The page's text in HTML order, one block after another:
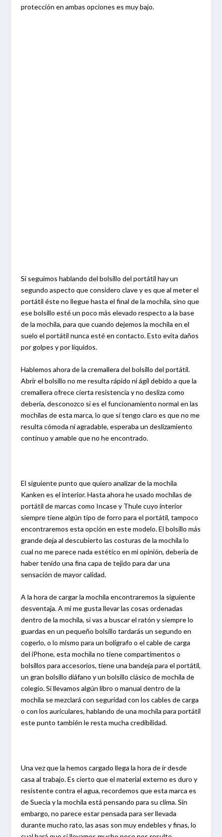
protección en ambas opciones es muy bajo.
Si seguimos hablando del bolsillo del portátil hay un
segundo aspecto que considero clave y es que al meter el
portátil éste no llegue hasta el final de la mochila, sino que
ese bolsillo esté un poco más elevado respecto a la base
de la mochila, para que cuando dejemos la mochila en el
suelo el portátil nunca esté en contacto. Esto evita daños
por golpes y por líquidos.
Hablemos ahora de la cremallera del bolsillo del portátil.
Abrir el bolsillo no me resulta rápido ni ágil debido a que la
cremallera ofrece cierta resistencia y no desliza como
debería, desconozco si es el funcionamiento normal en las
mochilas de esta marca, lo que si tengo claro es que no me
resulta cómoda ni agradable, esperaba un deslizamiento
continuo y amable que no he encontrado.
El siguiente punto que quiero analizar de la mochila
Kanken es el interior. Hasta ahora he usado mochilas de
portátil de marcas como Incase y Thule cuyo interior
siempre tiene algún tipo de forro para el portátil, tampoco
encontraremos esta opción en este modelo. El bolsillo más
grande deja al descubierto las costuras de la mochila lo
cual no me parece nada estético en mi opinión, debería de
haber tenido una fina capa de tejido para dar una
sensación de mayor calidad.
A la hora de cargar la mochila encontraremos la siguiente
desventaja. A mi me gusta llevar las cosas ordenadas
dentro de la mochila, si vas a buscar el ratón y siempre lo
guardas en un pequeño bolsillo tardarás un segundo en
cogerlo, o lo mismo para un bolígrafo o el cable de carga
del iPhone, esta mochila no tiene compartimentos o
bolsillos para accesorios, tiene una bandeja para el portátil,
un gran bolsillo diáfano y un bolsillo clásico de mochila de
colegio. Si llevamos algún libro o manual dentro de la
mochila se mezclará con seguridad con los cables de carga
o con los auriculares, hablando de una mochila para portátil
este punto también le resta mucha credibilidad.
Una vez que la hemos cargado llega la hora de ir desde
casa al trabajo. Es cierto que el material externo es duro y
resistente contra el agua, recordemos que esta marca es
de Suecia y la mochila está pensando para su clima. Sin
embargo, no parece estar pensada para ser llevada
durante mucho rato, las asas son muy endebles y finas, lo